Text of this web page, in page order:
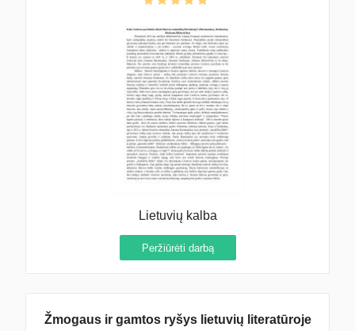
Lietuvių kalba
Peržiūrėti darbą
Žmogaus ir gamtos ryšys lietuvių literatūroje